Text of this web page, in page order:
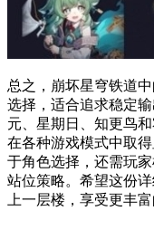
总之，崩坏星穹铁道
选择，适合追求稳定
元、星期日、知更鸟
在各种游戏模式中取
于角色选择，还需玩
站位策略。希望这份
上一层楼，享受更丰